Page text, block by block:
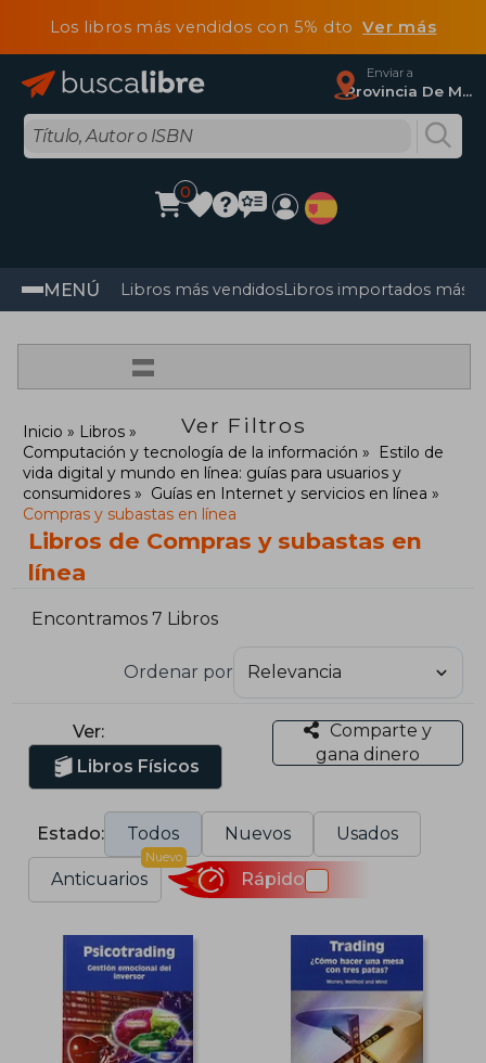
Los libros más vendidos con 5% dtoVer más
Enviar a
Provincia De Madrid
0
MENÚ Libros más vendidosLibros importados más
=
Ver Filtros
Inicio
Libros
Computación y tecnología de la información
Estilo de
vida digital y mundo en línea: guías para usuarios y
consumidores
Guías en Internet y servicios en línea
Compras y subastas en línea
Libros de Compras y subastas en
línea
Encontramos 7 Libros
Ordenar por
Ver:
Libros Físicos
Comparte y
gana dinero
Estado: Todos Nuevos Usados
Anticuarios
Nuevo
Rápido